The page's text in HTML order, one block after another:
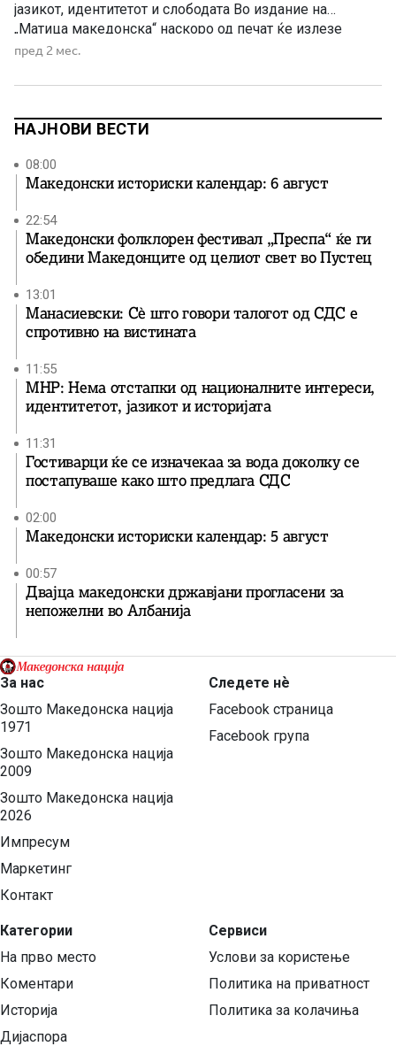
јазикот, идентитетот и слободата Во издание на
„Матица македонска“ наскоро од печат ќе излезе
стихозбирката „Раскинување на договорот“ („Λύση
Минас. Станува збор за негово прво поетско дело,
[…]
пред 2 мес.
НАЈНОВИ ВЕСТИ
08:00
Македонски историски календар: 6 август
22:54
Македонски фолклорен фестивал „Преспа“ ќе ги
обедини Македонците од целиот свет во Пустец
13:01
Манасиевски: Сè што говори талогот од СДС е
спротивно на вистината
11:55
МНР: Нема отстапки од националните интереси,
идентитетот, јазикот и историјата
11:31
Гостиварци ќе се изначекаа за вода доколку се
постапуваше како што предлага СДС
02:00
Македонски историски календар: 5 август
00:57
Двајца македонски државјани прогласени за
непожелни во Албанија
За нас
Зошто Македонска нација
1971
Зошто Македонска нација
2009
Зошто Македонска нација
2026
Импресум
Маркетинг
Контакт
Категории
На прво место
Коментари
Историја
Дијаспора
Следете нѐ
Facebook страница
Facebook група
Сервиси
Услови за користење
Политика на приватност
Политика за колачиња